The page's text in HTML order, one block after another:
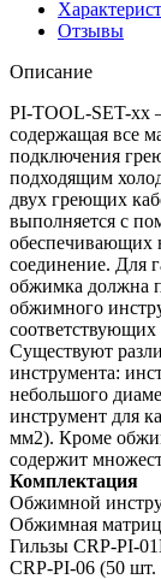
Отзывы
Описание
PI-TOOL-SET-xx
содержащая все
подключения
подходящим
двух греющих
выполняется с
обеспечивающих
соединение. Для
обжимка должна
обжимного
Существуют
инструмента:
небольшого
инструмент для
мм2). Кроме
содержит
Комплектация
Обжимной
Обжимная
Гильзы CRP-PI-
CRP-PI-06 (50